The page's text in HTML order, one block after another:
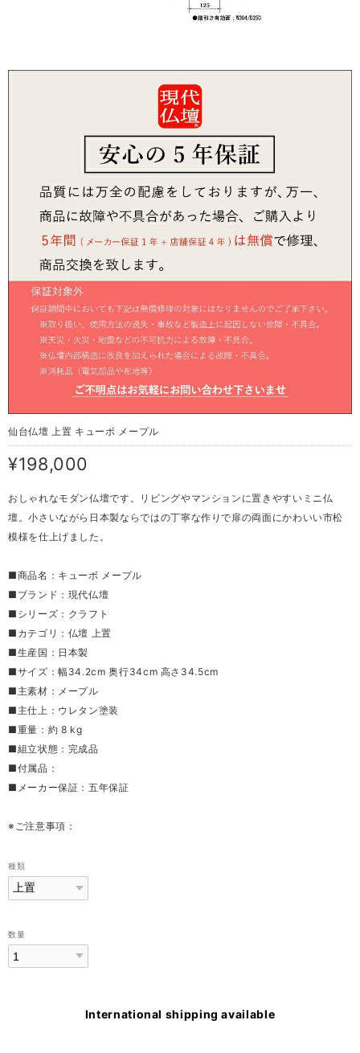
仙台仏壇 上置 キューボ メープル
¥198,000
おしゃれなモダン仏壇です。リビングやマンションに置きやすいミニ仏
壇。小さいながら日本製ならではの丁寧な作りで扉の両面にかわいい市松
模様を仕上げました。
■商品名：キューボ メープル
■ブランド：現代仏壇
■シリーズ：クラフト
■カテゴリ：仏壇 上置
■生産国：日本製
■サイズ：幅34.2cm 奥行34cm 高さ34.5cm
■主素材：メープル
■主仕上：ウレタン塗装
■重量：約 8 kg
■組立状態：完成品
■付属品：
■メーカー保証：五年保証
※ご注意事項：
種類
数量
International shipping available